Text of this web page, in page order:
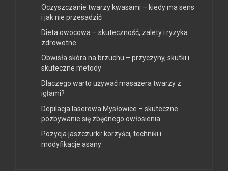
Oczyszczanie twarzy kwasami – kiedy ma sens
i jak nie przesadzić
Dieta owocowa – skuteczność, zalety i ryzyka
zdrowotne
Obwisła skóra na brzuchu – przyczyny, skutki i
skuteczne metody
Dlaczego warto używać masażera twarzy z
igłami?
Depilacja laserowa Mysłowice – skuteczne
pozbywanie się zbędnego owłosienia
Pozycja jaszczurki: korzyści, techniki i
modyfikacje asany